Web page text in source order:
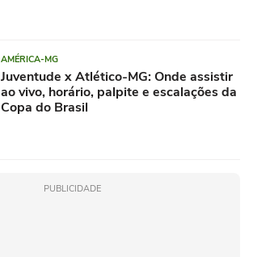
AMÉRICA-MG
Juventude x Atlético-MG: Onde assistir
ao vivo, horário, palpite e escalações da
Copa do Brasil
PUBLICIDADE